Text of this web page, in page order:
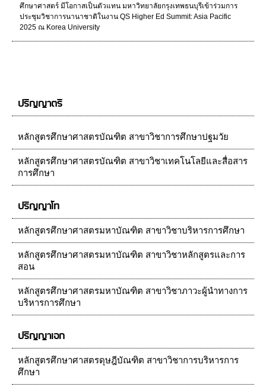
ศึกษาศาสตร์ มีโอกาสเป็นตัวแทน มหาวิทยาลัยกรุงเทพธนบุรีเข้าร่วมการ
ประชุมวิชาการนานาชาติในงาน QS Higher Ed Summit: Asia Pacific
2025 ณ Korea University
ปริญญาตรี
หลักสูตรศึกษาศาสตรบัณฑิต สาขาวิชาการศึกษาปฐมวัย
หลักสูตรศึกษาศาสตรบัณฑิต สาขาวิชาเทคโนโลยีและสื่อสาร
การศึกษา
ปริญญาโท
หลักสูตรศึกษาศาสตรมหาบัณฑิต สาขาวิชาบริหารการศึกษา
หลักสูตรศึกษาศาสตรมหาบัณฑิต สาขาวิชาหลักสูตรและการ
สอน
หลักสูตรศึกษาศาสตรมหาบัณฑิต สาขาวิชาภาวะผู้นำทางการ
บริหารการศึกษา
ปริญญาเอก
หลักสูตรศึกษาศาสตรดุษฎีบัณฑิต สาขาวิชาการบริหารการ
ศึกษา